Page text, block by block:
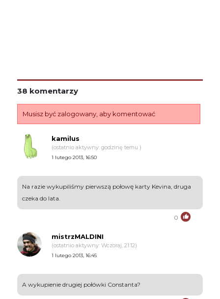
38 komentarzy
Musisz być zalogowany, aby komentować
kamilus
(ostatnio aktywny: godzinę temu )
1 lutego 2013, 16:50
Na razie wykupiliśmy pierwszą połowę karty Kevina, druga
czeka do lata.
0
mistrzMALDINI
(ostatnio aktywny: Wczoraj, 21:12)
1 lutego 2013, 16:45
A wykupienie drugiej połówki Constanta?